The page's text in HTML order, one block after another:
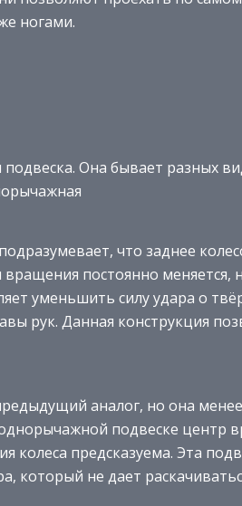
ногами.
Она бывает разных
что заднее
постоянно меняется,
уменьшить силу удара о
рук. Данная конструкция
аналог, но она менее
подвеске центр
колеса предсказуема. Эта
который не дает